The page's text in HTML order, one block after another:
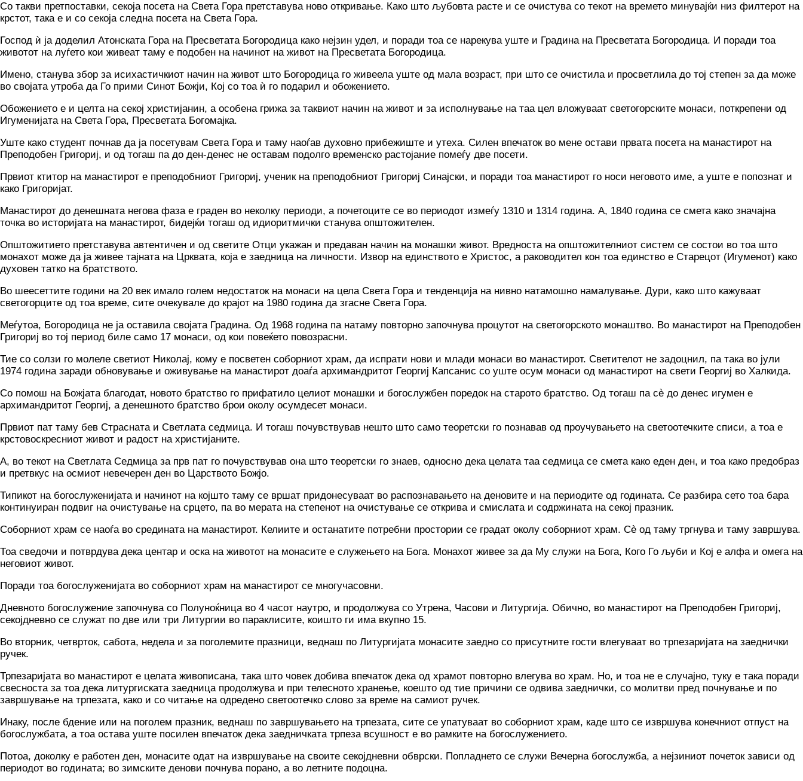
Со такви претпоставки, секоја посета на Света Гора претставува ново откривање. Како што љубовта расте и се очистува со текот на времето минувајќи низ филтерот на
крстот, така е и со секоја следна посета на Света Гора.
Господ ѝ ја доделил Атонската Гора на Пресветата Богородица како нејзин удел, и поради тоа се нарекува уште и Градина на Пресветата Богородица. И поради тоа
животот на луѓето кои живеат таму е подобен на начинот на живот на Пресветата Богородица.
Имено, станува збор за исихастичкиот начин на живот што Богородица го живеела уште од мала возраст, при што се очистила и просветлила до тој степен за да може
во својата утроба да Го прими Синот Божји, Кој со тоа ѝ го подарил и обожението.
Обожението е и целта на секој христијанин, а особена грижа за таквиот начин на живот и за исполнување на таа цел вложуваат светогорските монаси, поткрепени од
Игуменијата на Света Гора, Пресветата Богомајка.
Уште како студент почнав да ја посетувам Света Гора и таму наоѓав духовно прибежиште и утеха. Силен впечаток во мене остави првата посета на манастирот на
Преподобен Григориј, и од тогаш па до ден-денес не оставам подолго временско растојание помеѓу две посети.
Првиот ктитор на манастирот е преподобниот Григориј, ученик на преподобниот Григориј Синајски, и поради тоа манастирот го носи неговото име, а уште е попознат и
како Григоријат.
Манастирот до денешната негова фаза е граден во неколку периоди, а почетоците се во периодот измеѓу 1310 и 1314 година. А, 1840 година се смета како значајна
точка во историјата на манастирот, бидејќи тогаш од идиоритмички станува општожителен.
Општожитието претставува автентичен и од светите Отци укажан и предаван начин на монашки живот. Вредноста на општожителниот систем се состои во тоа што
монахот може да ја живее тајната на Црквата, која е заедница на личности. Извор на единството е Христос, а раководител кон тоа единство е Старецот (Игуменот) како
духовен татко на братството.
Во шеесеттите години на 20 век имало голем недостаток на монаси на цела Света Гора и тенденција на нивно натамошно намалување. Дури, како што кажуваат
светогорците од тоа време, сите очекувале до крајот на 1980 година да згасне Света Гора.
Меѓутоа, Богородица не ја оставила својата Градина. Од 1968 година па натаму повторно започнува процутот на светогорското монаштво. Во манастирот на Преподобен
Григориј во тој период биле само 17 монаси, од кои повеќето повозрасни.
Тие со солзи го молеле светиот Николај, кому е посветен соборниот храм, да испрати нови и млади монаси во манастирот. Светителот не задоцнил, па така во јули
1974 година заради обновување и оживување на манастирот доаѓа архимандритот Георгиј Капсанис со уште осум монаси од манастирот на свети Георгиј во Халкида.
Со помош на Божјата благодат, новото братство го прифатило целиот монашки и богослужбен поредок на старото братство. Од тогаш па сè до денес игумен е
архимандритот Георгиј, а денешното братство брои околу осумдесет монаси.
Првиот пат таму бев Страсната и Светлата седмица. И тогаш почувствував нешто што само теоретски го познавав од проучувањето на светоотечките списи, а тоа е
крстовоскресниот живот и радост на христијаните.
А, во текот на Светлата Седмица за прв пат го почувствував она што теоретски го знаев, односно дека целата таа седмица се смета како еден ден, и тоа како предобраз
и претвкус на осмиот невечерен ден во Царството Божјо.
Типикот на богослуженијата и начинот на којшто таму се вршат придонесуваат во распознавањето на деновите и на периодите од годината. Се разбира сето тоа бара
континуиран подвиг на очистување на срцето, па во мерата на степенот на очистување се открива и смислата и содржината на секој празник.
Соборниот храм се наоѓа во средината на манастирот. Келиите и останатите потребни простории се градат околу соборниот храм. Сè од таму тргнува и таму завршува.
Тоа сведочи и потврдува дека центар и оска на животот на монасите е служењето на Бога. Монахот живее за да Му служи на Бога, Кого Го љуби и Кој е алфа и омега на
неговиот живот.
Поради тоа богослуженијата во соборниот храм на манастирот се многучасовни.
Дневното богослужение започнува со Полуноќница во 4 часот наутро, и продолжува со Утрена, Часови и Литургија. Обично, во манастирот на Преподобен Григориј,
секојдневно се служат по две или три Литургии во параклисите, коишто ги има вкупно 15.
Во вторник, четврток, сабота, недела и за поголемите празници, веднаш по Литургијата монасите заедно со присутните гости влегуваат во трпезаријата на заеднички
ручек.
Трпезаријата во манастирот е целата живописана, така што човек добива впечаток дека од храмот повторно влегува во храм. Но, и тоа не е случајно, туку е така поради
свесноста за тоа дека литургиската заедница продолжува и при телесното хранење, коешто од тие причини се одвива заеднички, со молитви пред почнување и по
завршување на трпезата, како и со читање на одредено светоотечко слово за време на самиот ручек.
Инаку, после бдение или на поголем празник, веднаш по завршувањето на трпезата, сите се упатуваат во соборниот храм, каде што се извршува конечниот отпуст на
богослужбата, а тоа остава уште посилен впечаток дека заедничката трпеза всушност е во рамките на богослужението.
Потоа, доколку е работен ден, монасите одат на извршување на своите секојдневни обврски. Попладнето се служи Вечерна богослужба, а нејзиниот почеток зависи од
периодот во годината; во зимските денови почнува порано, а во летните подоцна.